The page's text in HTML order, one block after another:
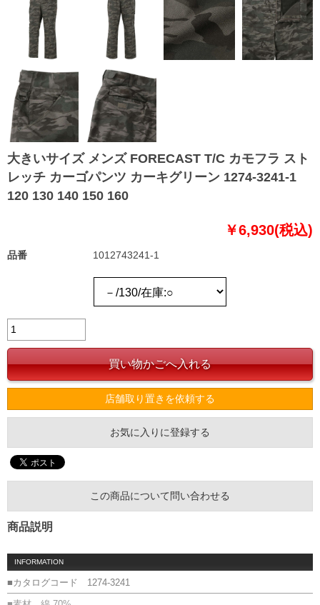
大きいサイズ メンズ FORECAST T/C カモフラ スト
レッチ カーゴパンツ カーキグリーン 1274-3241-1
120 130 140 150 160
￥6,930(税込)
品番 1012743241-1
店舗取り置きを依頼する
お気に入りに登録する
この商品について問い合わせる
商品説明
INFORMATION
■カタログコード 1274-3241